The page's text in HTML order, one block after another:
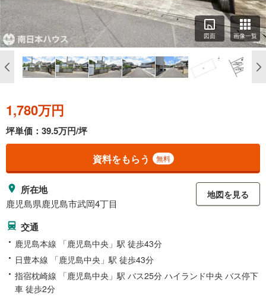
図面 画像一覧
1,780万円
坪単価：39.5万円/坪
資料をもらう 無料
所在地
鹿児島県鹿児島市武岡4丁目
地図を見る
交通
鹿児島本線 「鹿児島中央」駅 徒歩43分
日豊本線 「鹿児島中央」駅 徒歩43分
指宿枕崎線 「鹿児島中央」駅 バス25分 ハイランド中央 バス停下
車 徒歩2分